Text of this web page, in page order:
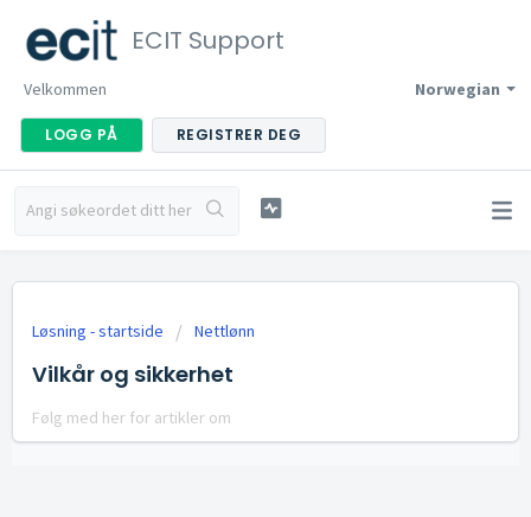
ECIT Support
Norwegian
Velkommen
LOGG PÅ REGISTRER DEG
Løsning - startside Nettlønn
Vilkår og sikkerhet
Følg med her for artikler om